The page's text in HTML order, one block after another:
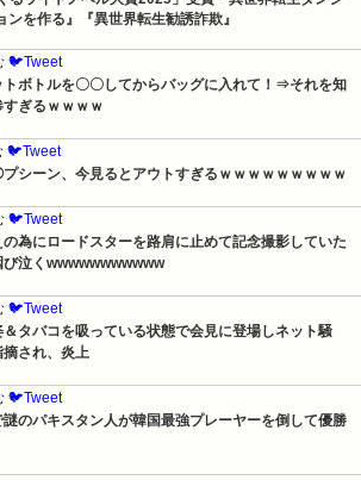
ンを作る』『異世界転生勧誘詐欺』
🐦Tweet
トボトルを〇〇してからバッグに入れて！⇒それを知
ぎるｗｗｗｗ
🐦Tweet
シーン、今見るとアウトすぎるｗｗｗｗｗｗｗｗｗ
🐦Tweet
の為にロードスターを路肩に止めて記念撮影していた
び泣くwwwwwwwwwww
🐦Tweet
タバコを吸っている状態で会見に登場しネット騒
され、炎上
🐦Tweet
謎のパキスタン人が韓国最強プレーヤーを倒して優勝